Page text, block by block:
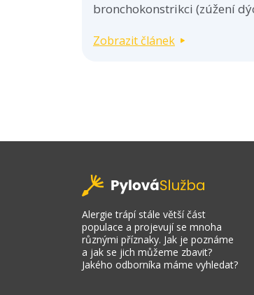
bronchokonstrikci (zúžení
Zobrazit článek
Alergie trápí stále větší část
populace a projevují se mnoha
různými příznaky. Jak je poznáme
a jak se jich můžeme zbavit?
Jakého odborníka máme vyhledat?